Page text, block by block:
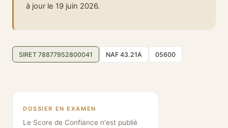
à jour le 19 juin 2026.
SIRET 78877952800041 NAF 43.21A 05600
DOSSIER EN EXAMEN
Le Score de Confiance n'est publié